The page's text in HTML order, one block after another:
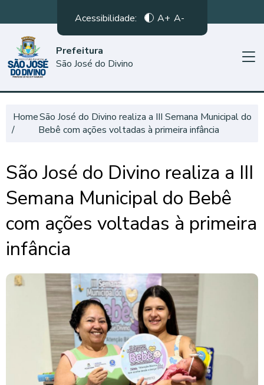
Acessibilidade: A+ A-
Prefeitura
São José do Divino
HomeSão José do Divino realiza a III Semana Municipal do
Bebê com ações voltadas à primeira infância
São José do Divino realiza a III
Semana Municipal do Bebê
com ações voltadas à primeira
infância